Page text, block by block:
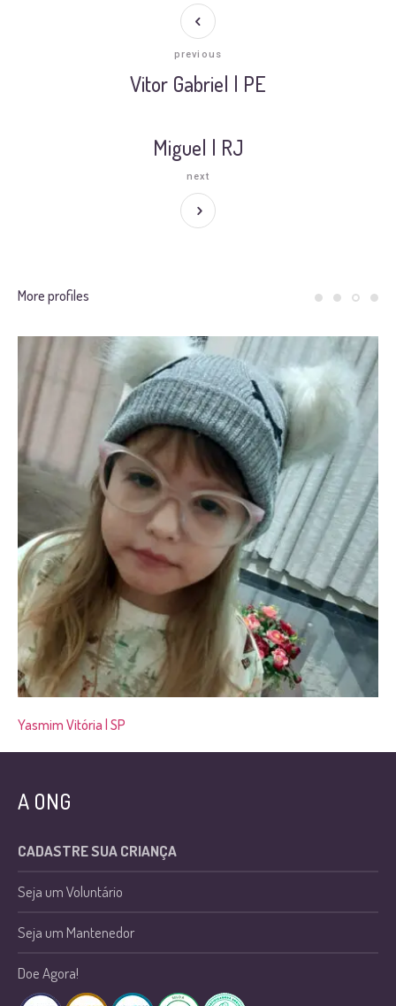
Vitor Gabriel | PE
previous
Miguel | RJ
next
More profiles
Yasmim Vitória | SP
A ONG
CADASTRE SUA CRIANÇA
Seja um Voluntário
Seja um Mantenedor
Doe Agora!